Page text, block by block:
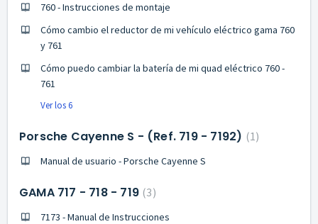
760 - Instrucciones de montaje
Cómo cambio el reductor de mi vehículo eléctrico gama 760
y 761
Cómo puedo cambiar la batería de mi quad eléctrico 760 -
761
Ver los 6
Porsche Cayenne S - (Ref. 719 - 7192) 1
Manual de usuario - Porsche Cayenne S
GAMA 717 - 718 - 719 3
7173 - Manual de Instrucciones